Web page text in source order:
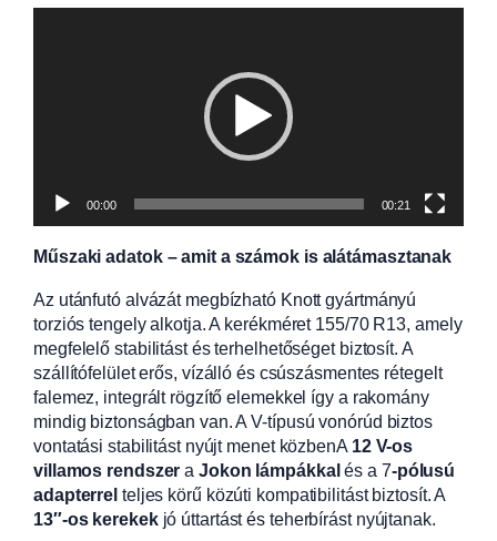
00:00 00:21
Műszaki adatok – amit a számok is alátámasztanak
Az utánfutó alvázát megbízható Knott gyártmányú
torziós tengely alkotja. A kerékméret 155/70 R13, amely
megfelelő stabilitást és terhelhetőséget biztosít. A
szállítófelület erős, vízálló és csúszásmentes rétegelt
falemez, integrált rögzítő elemekkel így a rakomány
mindig biztonságban van. A V-típusú vonórúd biztos
vontatási stabilitást nyújt menet közbenA 12 V-os
villamos rendszer aJokon lámpákkalés a 7-pólusú
adapterrel teljes körű közúti kompatibilitást biztosít. A
13″-os kerekekjó úttartást és teherbírást nyújtanak.